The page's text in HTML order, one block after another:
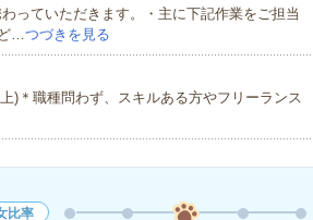
っていただきます。・主に下記作業をご担当
…つづきを見る
)＊職種問わず、スキルある方やフリーランス
比率